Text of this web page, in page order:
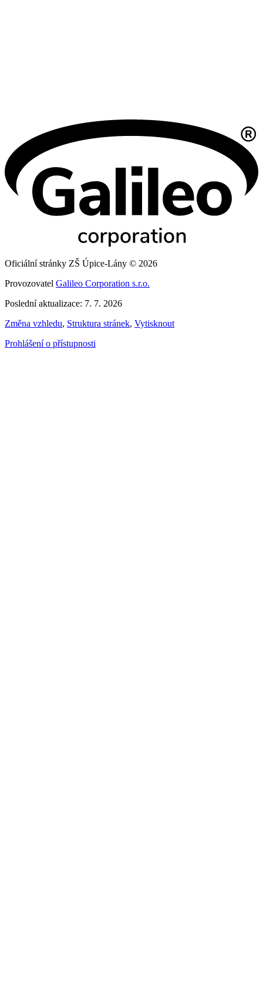
Oficiální stránky ZŠ Úpice-Lány © 2026
Provozovatel Galileo Corporation s.r.o.
Poslední aktualizace: 7. 7. 2026
Změna vzhledu, Struktura stránek, Vytisknout
Prohlášení o přístupnosti